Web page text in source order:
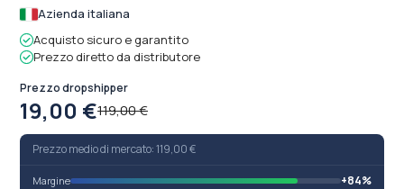
Azienda italiana
Acquisto sicuro e garantito
Prezzo diretto da distributore
Prezzo dropshipper
19,00 €119,00 €
Prezzo medio di mercato: 119,00 €
Margine +84%